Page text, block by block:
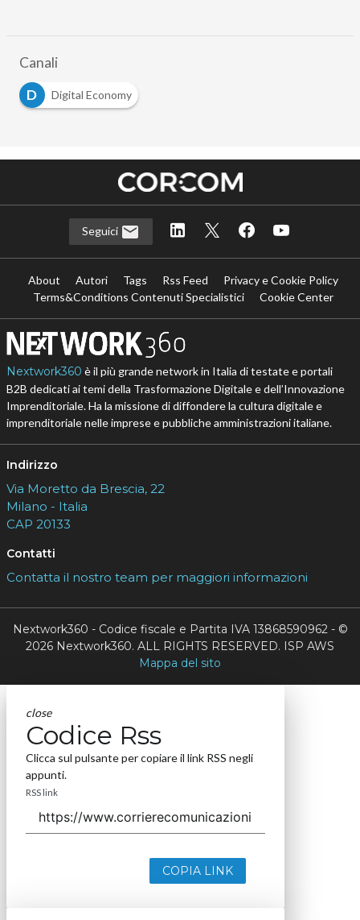
Canali
D
Digital Economy
Seguici
About Autori Tags Rss Feed
Privacy e Cookie Policy
Terms&Conditions Contenuti Specialistici
Cookie Center
Nextwork360 è il più grande network in Italia di testate e portali
B2B dedicati ai temi della Trasformazione Digitale e dell’Innovazione
Imprenditoriale. Ha la missione di diffondere la cultura digitale e
imprenditoriale nelle imprese e pubbliche amministrazioni italiane.
Indirizzo
Via Moretto da Brescia, 22
Milano - Italia
CAP 20133
Contatti
Contatta il nostro team per maggiori informazioni
Nextwork360 - Codice fiscale e Partita IVA 13868590962 - ©
2026 Nextwork360. ALL RIGHTS RESERVED. ISP AWS
Mappa del sito
close
Codice Rss
Clicca sul pulsante per copiare il link RSS negli
appunti.
RSS link
COPIA LINK